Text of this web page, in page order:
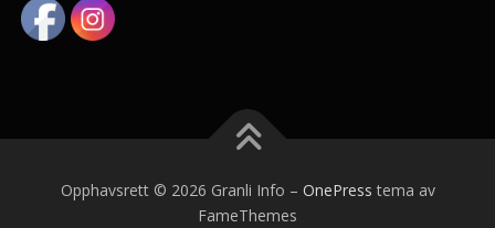
Opphavsrett © 2026 Granli Info – OnePress tema av
FameThemes